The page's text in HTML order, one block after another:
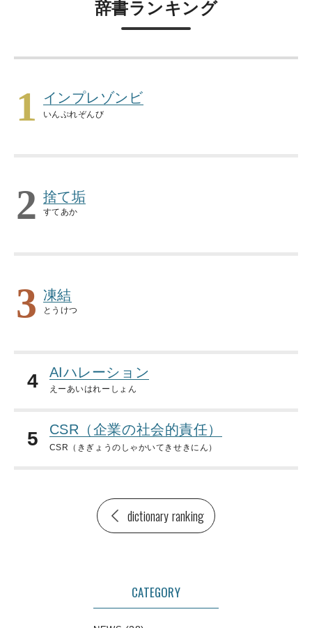
辞書ランキング
1 インプレゾンビ
いんぷれぞんび
2 捨て垢
すてあか
3 凍結
とうけつ
4 AIハレーション
えーあいはれーしょん
5 CSR（企業の社会的責任）
CSR（きぎょうのしゃかいてきせきにん）
dictionary ranking
CATEGORY